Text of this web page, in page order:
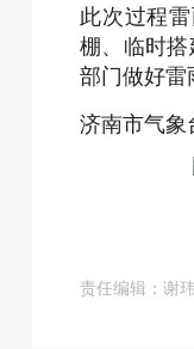
此次过程
棚、临时
部门做好雷
济南市气象
责任编辑：谢玮